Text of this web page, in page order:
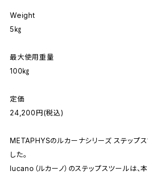
Weight
5㎏
最大使用重量
100㎏
定価
24,200円(税込)
METAPHYSのルカーナシリーズ ステップ
した。
lucano（ルカーノ）のステップスツールは、